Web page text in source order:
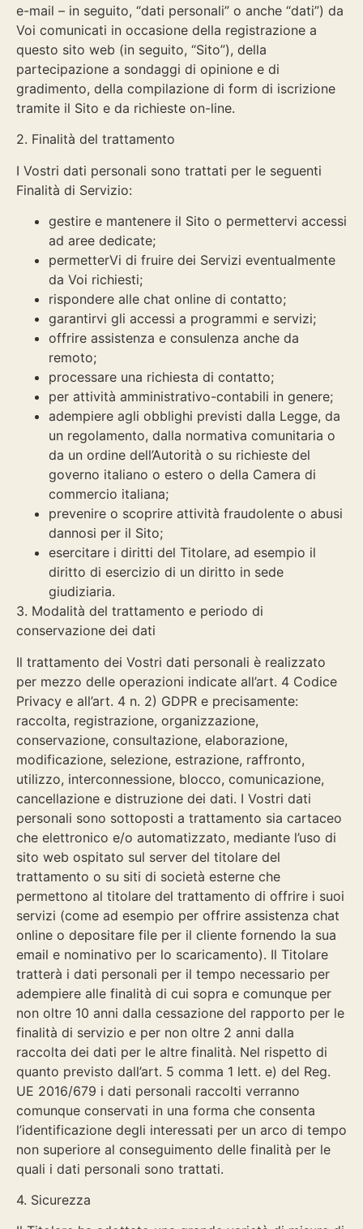
e-mail – in seguito, “dati personali” o anche “dati”) da
Voi comunicati in occasione della registrazione a
questo sito web (in seguito, “Sito”), della
partecipazione a sondaggi di opinione e di
gradimento, della compilazione di form di iscrizione
tramite il Sito e da richieste on-line.
2. Finalità del trattamento
I Vostri dati personali sono trattati per le seguenti
Finalità di Servizio:
gestire e mantenere il Sito o permettervi accessi
ad aree dedicate;
permetterVi di fruire dei Servizi eventualmente
da Voi richiesti;
rispondere alle chat online di contatto;
garantirvi gli accessi a programmi e servizi;
offrire assistenza e consulenza anche da
remoto;
processare una richiesta di contatto;
per attività amministrativo-contabili in genere;
adempiere agli obblighi previsti dalla Legge, da
un regolamento, dalla normativa comunitaria o
da un ordine dell’Autorità o su richieste del
governo italiano o estero o della Camera di
commercio italiana;
prevenire o scoprire attività fraudolente o abusi
dannosi per il Sito;
esercitare i diritti del Titolare, ad esempio il
diritto di esercizio di un diritto in sede
giudiziaria.
3. Modalità del trattamento e periodo di
conservazione dei dati
Il trattamento dei Vostri dati personali è realizzato
per mezzo delle operazioni indicate all’art. 4 Codice
Privacy e all’art. 4 n. 2) GDPR e precisamente:
raccolta, registrazione, organizzazione,
conservazione, consultazione, elaborazione,
modificazione, selezione, estrazione, raffronto,
utilizzo, interconnessione, blocco, comunicazione,
cancellazione e distruzione dei dati. I Vostri dati
personali sono sottoposti a trattamento sia cartaceo
che elettronico e/o automatizzato, mediante l’uso di
sito web ospitato sul server del titolare del
trattamento o su siti di società esterne che
permettono al titolare del trattamento di offrire i suoi
servizi (come ad esempio per offrire assistenza chat
online o depositare file per il cliente fornendo la sua
email e nominativo per lo scaricamento). Il Titolare
tratterà i dati personali per il tempo necessario per
adempiere alle finalità di cui sopra e comunque per
non oltre 10 anni dalla cessazione del rapporto per le
finalità di servizio e per non oltre 2 anni dalla
raccolta dei dati per le altre finalità. Nel rispetto di
quanto previsto dall’art. 5 comma 1 lett. e) del Reg.
UE 2016/679 i dati personali raccolti verranno
comunque conservati in una forma che consenta
l’identificazione degli interessati per un arco di tempo
non superiore al conseguimento delle finalità per le
quali i dati personali sono trattati.
4. Sicurezza